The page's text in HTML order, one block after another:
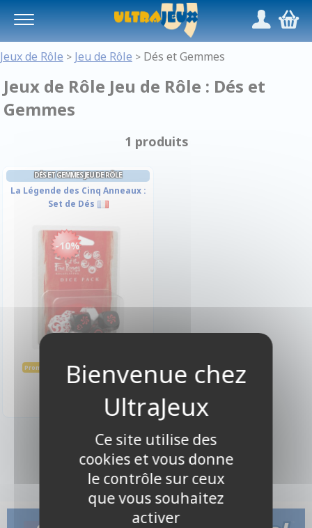
/,
Jeux de Rôle > Jeu de Rôle > Dés et Gemmes
Jeux de Rôle Jeu de Rôle : Dés et
Gemmes
1 produits
DÉS ET GEMMES JEU DE RÔLE
La Légende des Cinq Anneaux :
Set de Dés
-10%
Promo -10% 12,95 €
Indisponible
1 produits
Ce site utilise des
cookies et vous donne
le contrôle sur ceux
que vous souhaitez
activer